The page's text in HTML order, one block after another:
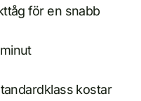
för en snabb
kostar